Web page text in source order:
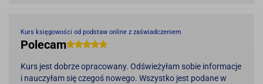
Kurs księgowości od podstaw online z zaświadczeniem
Polecam
Kurs jest dobrze opracowany. Odświeżyłam sobie informacje
i nauczyłam się czegoś nowego. Wszystko jest podane w